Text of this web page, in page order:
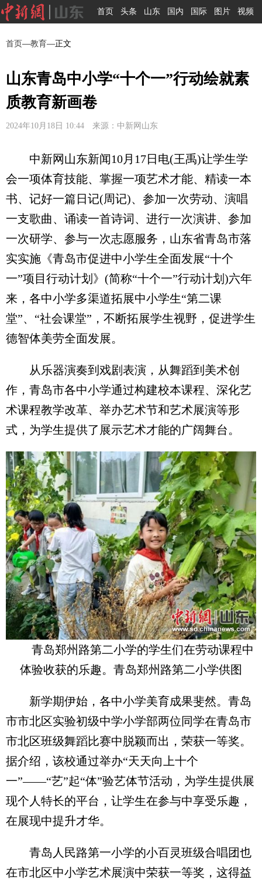
首页 头条 山东 国内 国际 图片 视频
首页—教育—正文
山东青岛中小学“十个一”行动绘就素
质教育新画卷
2024年10月18日 10:44 来源：中新网山东
中新网山东新闻10月17日电(王禹)让学生学
会一项体育技能、掌握一项艺术才能、精读一本
书、记好一篇日记(周记)、参加一次劳动、演唱
一支歌曲、诵读一首诗词、进行一次演讲、参加
一次研学、参与一次志愿服务，山东省青岛市落
实实施《青岛市促进中小学生全面发展“十个
一”项目行动计划》(简称“十个一”行动计划)六年
来，各中小学多渠道拓展中小学生“第二课
堂”、“社会课堂”，不断拓展学生视野，促进学生
德智体美劳全面发展。
从乐器演奏到戏剧表演，从舞蹈到美术创
作，青岛市各中小学通过构建校本课程、深化艺
术课程教学改革、举办艺术节和艺术展演等形
式，为学生提供了展示艺术才能的广阔舞台。
青岛郑州路第二小学的学生们在劳动课程中
体验收获的乐趣。青岛郑州路第二小学供图
新学期伊始，各中小学美育成果斐然。青岛
市市北区实验初级中学小学部两位同学在青岛市
市北区班级舞蹈比赛中脱颖而出，荣获一等奖。
据介绍，该校通过举办“天天向上十个
一”——“艺”起“体”验艺体节活动，为学生提供展
现个人特长的平台，让学生在参与中享受乐趣，
在展现中提升才华。
青岛人民路第一小学的小百灵班级合唱团也
在市北区中小学艺术展演中荣获一等奖，这得益